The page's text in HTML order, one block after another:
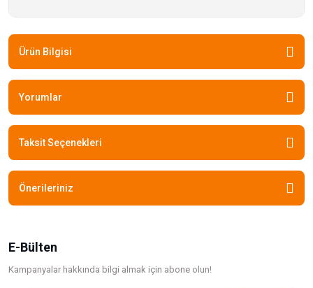
Ürün Bilgisi
Yorumlar
Taksit Seçenekleri
Önerileriniz
E-Bülten
Kampanyalar hakkında bilgi almak için abone olun!